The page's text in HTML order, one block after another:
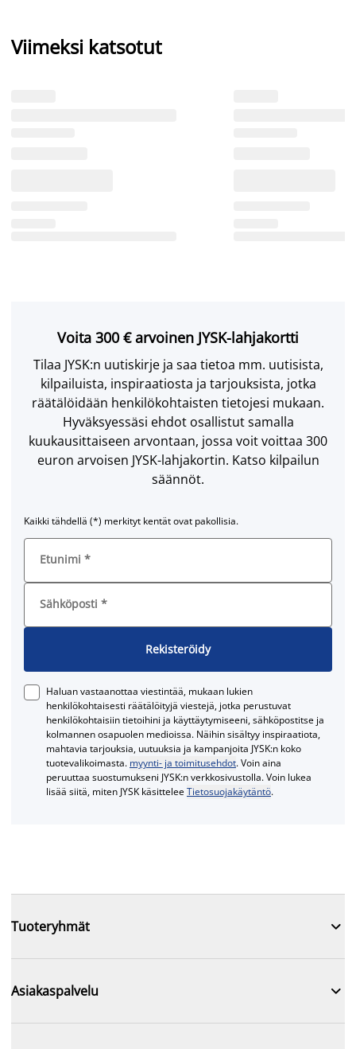
Viimeksi katsotut
Voita 300 € arvoinen JYSK-lahjakortti
Tilaa JYSK:n uutiskirje ja saa tietoa mm. uutisista,
kilpailuista, inspiraatiosta ja tarjouksista, jotka
räätälöidään henkilökohtaisten tietojesi mukaan.
Hyväksyessäsi ehdot osallistut samalla
kuukausittaiseen arvontaan, jossa voit voittaa 300
euron arvoisen JYSK-lahjakortin. Katso kilpailun
säännöt.
Kaikki tähdellä (*) merkityt kentät ovat pakollisia.
Etunimi *
Sähköposti *
Rekisteröidy
Haluan vastaanottaa viestintää, mukaan lukien
henkilökohtaisesti räätälöityjä viestejä, jotka perustuvat
henkilökohtaisiin tietoihini ja käyttäytymiseeni, sähköpostitse ja
kolmannen osapuolen medioissa. Näihin sisältyy inspiraatiota,
mahtavia tarjouksia, uutuuksia ja kampanjoita JYSK:n koko
tuotevalikoimasta. myynti- ja toimitusehdot. Voin aina
peruuttaa suostumukseni JYSK:n verkkosivustolla. Voin lukea
lisää siitä, miten JYSK käsitteleeTietosuojakäytäntö.
Tuoteryhmät 
Asiakaspalvelu 